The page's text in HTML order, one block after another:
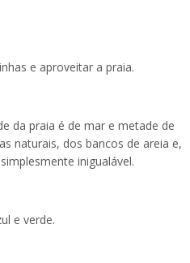
e aproveitar a praia.
da praia é de mar e metade de
naturais, dos bancos de areia e,
inigualável.
e verde.